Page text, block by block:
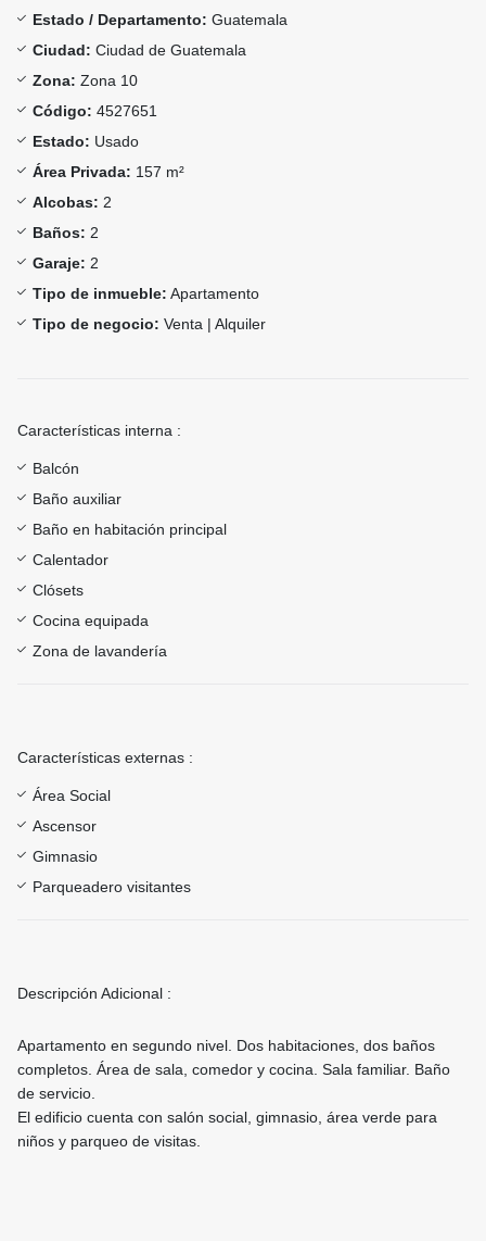
Estado / Departamento: Guatemala
Ciudad: Ciudad de Guatemala
Zona: Zona 10
Código: 4527651
Estado: Usado
Área Privada: 157 m²
Alcobas: 2
Baños: 2
Garaje: 2
Tipo de inmueble: Apartamento
Tipo de negocio: Venta | Alquiler
Características interna :
Balcón
Baño auxiliar
Baño en habitación principal
Calentador
Clósets
Cocina equipada
Zona de lavandería
Características externas :
Área Social
Ascensor
Gimnasio
Parqueadero visitantes
Descripción Adicional :
Apartamento en segundo nivel. Dos habitaciones, dos baños
completos. Área de sala, comedor y cocina. Sala familiar. Baño
de servicio.
El edificio cuenta con salón social, gimnasio, área verde para
niños y parqueo de visitas.